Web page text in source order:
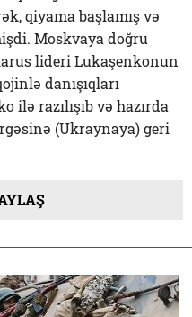
qiyama başlamış və
Moskvaya doğru
lideri Lukaşenkonun
danışıqları
ilə razılışıb və hazırda
(Ukraynaya) geri